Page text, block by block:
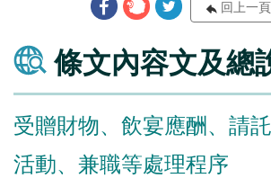
回上一頁
條文內容文及總
受贈財物、飲宴應酬、請
活動、兼職等處理程序